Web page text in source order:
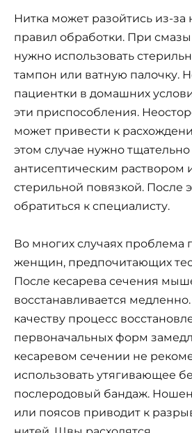
Нитка может разойтись из-
правил обработки. При
нужно использовать
тампон или ватную палочку.
пациентки в домашних
эти приспособления.
может привести к
этом случае нужно
антисептическим раствором
стерильной повязкой. После
обратиться к специалисту.
Во многих случаях проблема
женщин, предпочитающих
После кесарева сечения
восстанавливается
качеству процесс
первоначальных форм
кесаревом сечении не
использовать утягивающее
послеродовый бандаж.
или поясов приводит к